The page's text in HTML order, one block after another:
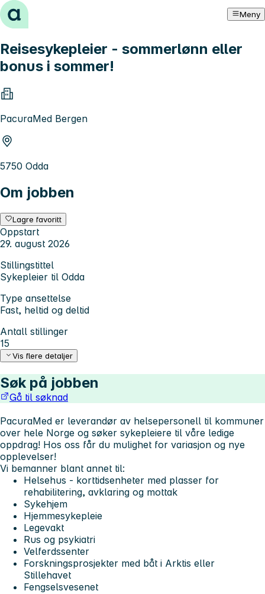
Hopp til innhold Meny
Reisesykepleier - sommerlønn eller
bonus i sommer!
PacuraMed Bergen
5750 Odda
Om jobben
Lagre favoritt
Oppstart
29. august 2026
Stillingstittel
Sykepleier til Odda
Type ansettelse
Fast, heltid og deltid
Antall stillinger
15
Vis flere detaljer
Søk på jobben
Gå til søknad
PacuraMed er leverandør av helsepersonell til kommuner
over hele Norge og søker sykepleiere til våre ledige
oppdrag! Hos oss får du mulighet for variasjon og nye
opplevelser!
Vi bemanner blant annet til:
Helsehus - korttidsenheter med plasser for
rehabilitering, avklaring og mottak
Sykehjem
Hjemmesykepleie
Legevakt
Rus og psykiatri
Velferdssenter
Forskningsprosjekter med båt i Arktis eller
Stillehavet
Fengselsvesenet